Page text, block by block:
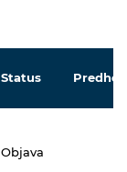
Status
Objava